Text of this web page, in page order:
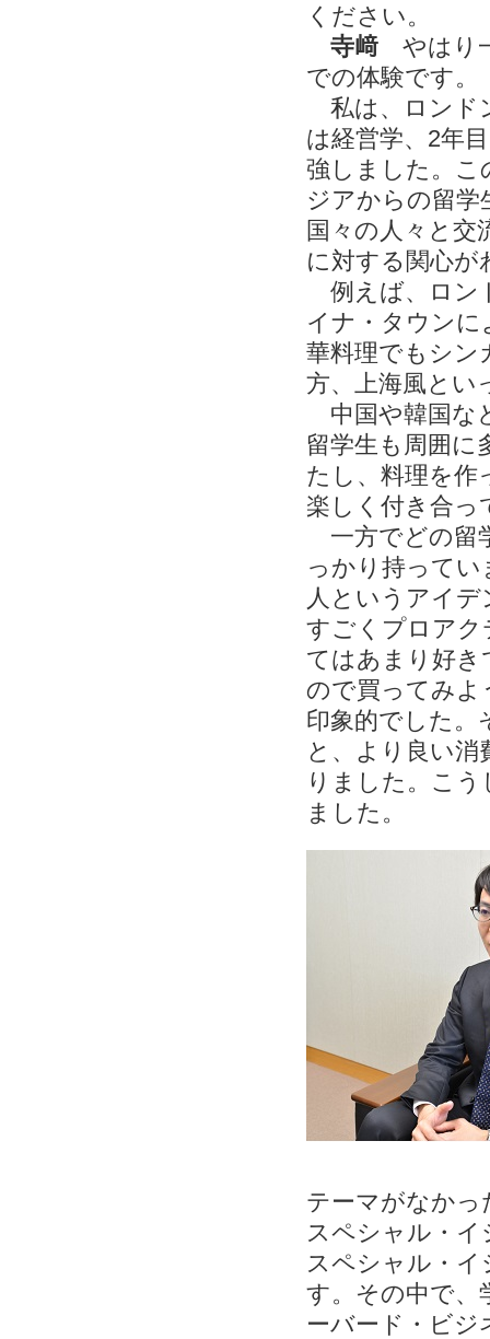
ください。
寺﨑 やはり
での体験です。
私は、ロンド
は経営学、2年
強しました。こ
ジアからの留学
国々の人々と交
に対する関心
例えば、ロン
イナ・タウン
華料理でもシン
方、上海風とい
中国や韓国な
留学生も周囲に
たし、料理を作
楽しく付き合っ
一方でどの留
っかり持って
人というアイ
すごくプロアク
てはあまり好き
ので買ってみよ
印象的でした。
と、より良い
りました。こ
ました。
テーマがなかっ
スペシャル・
スペシャル・
す。その中で、
ーバード・ビ